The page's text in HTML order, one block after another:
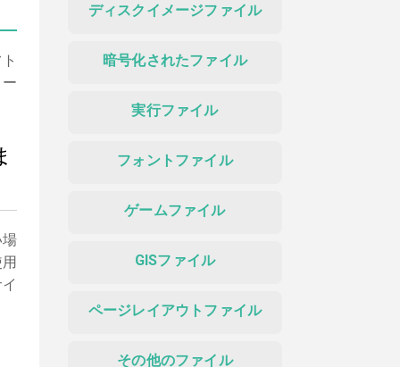
ディスクイメージファイル
暗号化されたファイル
実行ファイル
フォントファイル
ゲームファイル
GISファイル
ページレイアウトファイル
その他のファイル